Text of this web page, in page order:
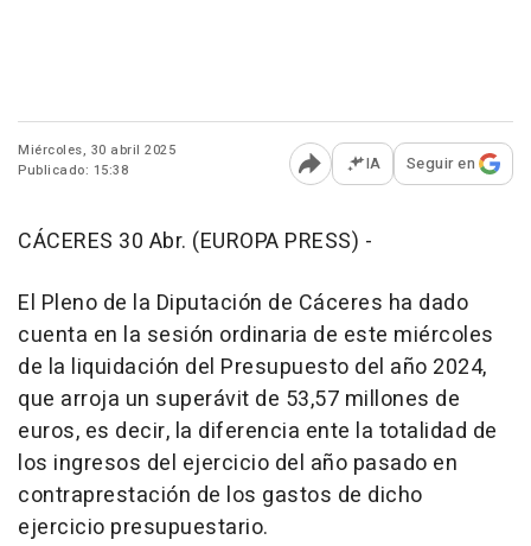
Miércoles, 30 abril 2025
Publicado: 15:38
Abrir opciones para
IA Seguir en
CÁCERES 30 Abr. (EUROPA PRESS) -
El Pleno de la Diputación de Cáceres ha dado
cuenta en la sesión ordinaria de este miércoles
de la liquidación del Presupuesto del año 2024,
que arroja un superávit de 53,57 millones de
euros, es decir, la diferencia ente la totalidad de
los ingresos del ejercicio del año pasado en
contraprestación de los gastos de dicho
ejercicio presupuestario.